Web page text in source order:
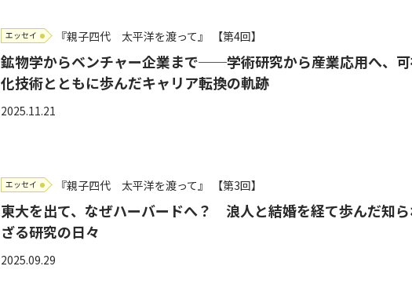
エッセイ 『親子四代 太平洋を渡って』 【第4回】
鉱物学からベンチャー企業まで──学術研究から産業応用へ、
化技術とともに歩んだキャリア転換の軌跡
2025.11.21
エッセイ 『親子四代 太平洋を渡って』 【第3回】
東大を出て、なぜハーバードへ？ 浪人と結婚を経て歩んだ知
ざる研究の日々
2025.09.29